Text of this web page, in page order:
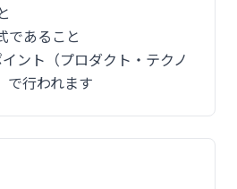
であること
ント（プロダクト・テクノ
で行われます